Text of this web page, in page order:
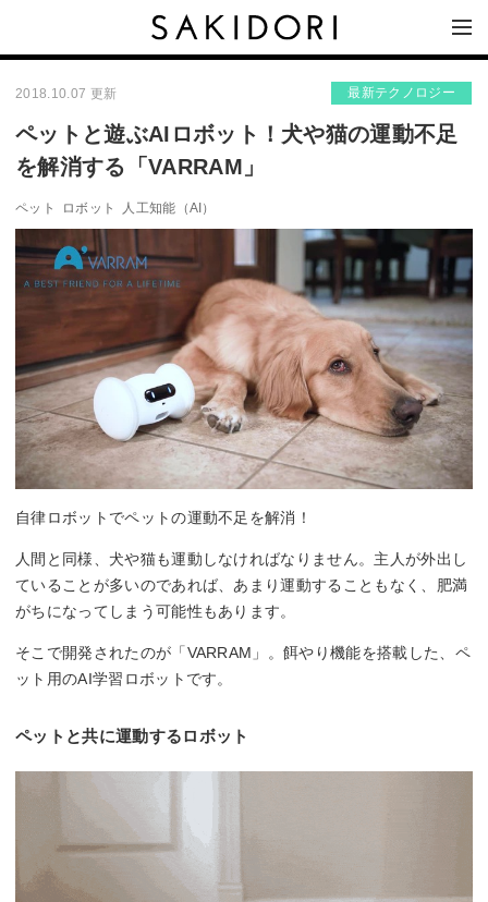
2018.10.07 更新 最新テクノロジー
ペットと遊ぶAIロボット！犬や猫の運動不足
を解消する「VARRAM」
ペット ロボット 人工知能（AI）
自律ロボットでペットの運動不足を解消！
人間と同様、犬や猫も運動しなければなりません。主人が外出し
ていることが多いのであれば、あまり運動することもなく、肥満
がちになってしまう可能性もあります。
そこで開発されたのが「VARRAM」。餌やり機能を搭載した、ペ
ット用のAI学習ロボットです。
ペットと共に運動するロボット